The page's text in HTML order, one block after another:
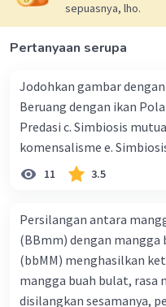
sepuasnya, lho.
Pertanyaan serupa
Jodohkan gambar
Beruang dengan ikan Pola interaksi a. Netralisme b.
Predasi c. Simbiosis
komensalisme e.
11 3.5
Persilangan antara
(BBmm) dengan mangga
(bbMM) menghasilkan
mangga buah bulat, rasa
disilangkan sesamanya, pemyataan di bawah ini yang tidak